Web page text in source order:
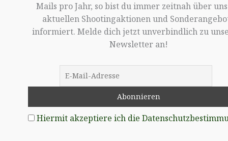
Mails pro Jahr, so bist du immer zeitnah über
aktuellen Shootingaktionen und
informiert. Melde dich jetzt unverbindlich zu
Newsletter an!
Hiermit akzeptiere ich die